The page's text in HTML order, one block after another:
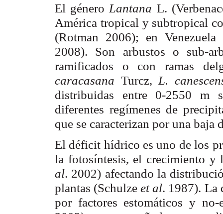
El género Lantana L.
América tropical y subtropical
(Rotman 2006); en
2008). Son arbustos o sub-
ramificados o con ramas
caracasana Turcz, L.
distribuidas entre 0-2550 m
diferentes regímenes de
que se caracterizan por una
El déficit hídrico es uno de los
la fotosíntesis, el crecimiento
al. 2002) afectando la
plantas (Schulzeet al. 1987). La
por factores estomáticos y